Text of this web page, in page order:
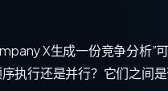
X生成一份竞争分析”
执行还是并行？它们之间